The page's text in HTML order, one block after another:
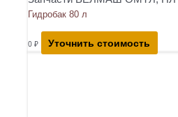
Гидробак 80 л
0 ₽ Уточнить стоимость